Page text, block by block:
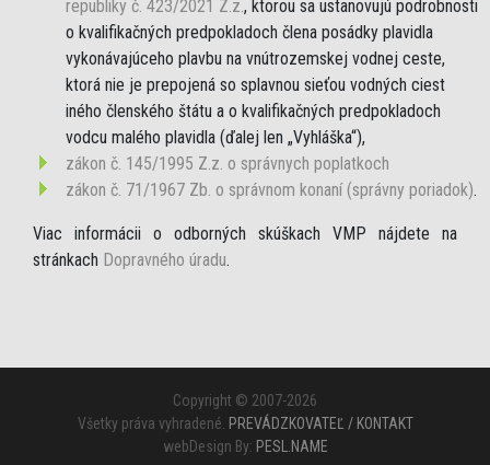
republiky č. 423/2021 Z.z., ktorou sa ustanovujú podrobnosti
o kvalifikačných predpokladoch člena posádky plavidla
vykonávajúceho plavbu na vnútrozemskej vodnej ceste,
ktorá nie je prepojená so splavnou sieťou vodných ciest
iného členského štátu a o kvalifikačných predpokladoch
vodcu malého plavidla (ďalej len „Vyhláška“),
zákon č. 145/1995 Z.z. o správnych poplatkoch
zákon č. 71/1967 Zb. o správnom konaní (správny poriadok).
Viac informácii o odborných skúškach VMP nájdete na
stránkach Dopravného úradu.
Copyright © 2007-2026
Všetky práva vyhradené. PREVÁDZKOVATEĽ / KONTAKT
webDesign By: PESL.NAME